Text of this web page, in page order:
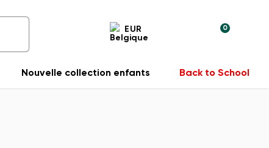
EUR 0
Nouvelle collection enfants Back to School